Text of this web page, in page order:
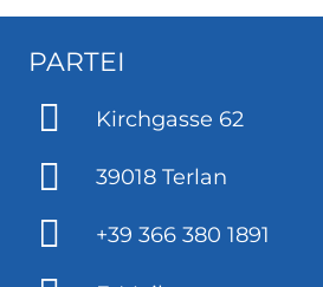
PARTEI
Kirchgasse 62
39018 Terlan
+39 366 380 1891